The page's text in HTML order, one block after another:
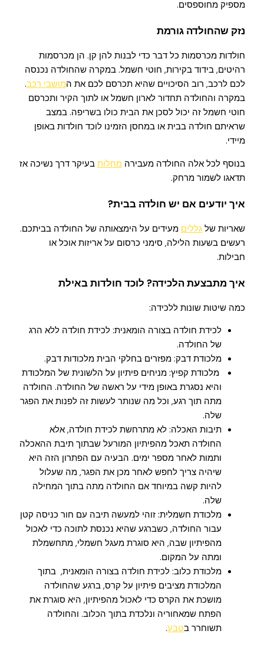
מספיק מחוספסים.
נזק שהחולדה גורמת
חולדות מכרסמות כל דבר כדי לבנות להן קן. הן מכרסמות
רהיטים, בידוד בקירות, חוטי חשמל. במקרה שהחולדה נכנסה
לכם לרכב, רוב הסיכויים שהיא תכרסם לכם את המושבי רכב.
במקרה והחולדה תחדור לארון חשמל או לתוך הקיר ותכרסם
חוטי חשמל זה יכול לסכן את הבית כולו בשריפה. במצב
שראיתם חולדה בבית או במחסן הזמינו לוכד חולדות באופן
מיידי.
בנוסף לכל אלה החולדה מעבירה מחלות בעיקר דרך נשיכה אז
תדאגו לשמור מרחק.
איך יודעים אם יש חולדה בבית?
שאריות של גללים מעידים על הימצאותה של החולדה בביתכם.
רעשים בשעות הלילה, סימני כרסום על אריזות אוכל או
חבילות.
איך מתבצעת הלכידה? לוכד חולדות באילת
כמה שיטות שונות ללכידה:
לכידת חולדה בצורה הומאנית: לכידת חולדה ללא הרג
של החולדה.
מלכודת דבק: מפזרים בחלקי הבית מלכודות דבק.
מלכודת קפיץ: מניחים פיתיון על הלשונית של המלכודת
והיא נסגרת באופן מידי על ראשה של החולדה. החולדה
מתה תוך רגע, וכל מה שנותר לעשות זה לפנות את הפגר
שלה.
תיבות האכלה: לא מתרחשת לכידת חולדה, אלא
החולדה תאכל מהפיתיון המורעל שבתוך תיבת ההאכלה
ותמות לאחר מספר ימים. הבעיה עם הפתרון הזה היא
שיהיה צריך לחפש לאחר מכן את הפגר, מה שעלול
להיות קשה במיוחד אם החולדה מתה בתוך המחילה
שלה.
מלכודת חשמלית: זוהי למעשה תיבה עם חור כניסה קטן
עבור החולדה, כשברגע שהיא נכנסת לתוכה כדי לאכול
מהפיתיון שבה, היא סוגרת מעגל חשמלי, מתחשמלת
ומתה על המקום.
מלכודת כלוב: לכידת חולדה בצורה הומאנית, בתוך
המלכודת מציבים פיתיון על קרס, ברגע שהחולדה
מושכת את הקרס כדי לאכול מהפיתיון, היא סוגרת את
הפתח שמאחוריה ונלכדת בתוך הכלוב. והחולדה
תשוחרר בטבע.